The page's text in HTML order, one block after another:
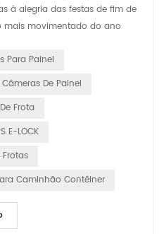
à alegria das festas de fim de
movimentado do ano
líder de gravadores de
está comprometida em garantir
Para Painel
De Painel
Frota
E-LOCK
Frotas
Caminhão Contêiner